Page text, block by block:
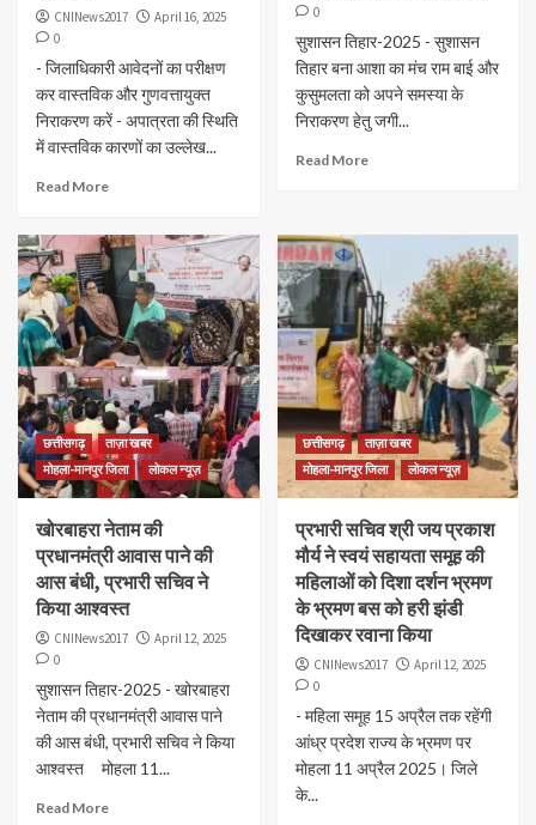
CNINews2017
April 16, 2025
0
- जिलाधिकारी आवेदनों का परीक्षण
कर वास्तविक और गुणवत्तायुक्त
निराकरण करें - अपात्रता की स्थिति
में वास्तविक कारणों का उल्लेख...
Read More
0
सुशासन तिहार-2025 - सुशासन
तिहार बना आशा का मंच राम बाई और
कुसुमलता को अपने समस्या के
निराकरण हेतु जगी...
Read More
छत्तीसगढ़
ताज़ा खबर
मोहला-मानपुर जिला
लोकल न्यूज़
खोरबाहरा नेताम की
प्रधानमंत्री आवास पाने की
आस बंधी, प्रभारी सचिव ने
किया आश्वस्त
CNINews2017
April 12, 2025
0
सुशासन तिहार-2025 - खोरबाहरा
नेताम की प्रधानमंत्री आवास पाने
की आस बंधी, प्रभारी सचिव ने किया
आश्वस्त मोहला 11...
Read More
छत्तीसगढ़
ताज़ा खबर
मोहला-मानपुर जिला
लोकल न्यूज़
प्रभारी सचिव श्री जय प्रकाश
मौर्य ने स्वयं सहायता समूह की
महिलाओं को दिशा दर्शन भ्रमण
के भ्रमण बस को हरी झंडी
दिखाकर रवाना किया
CNINews2017
April 12, 2025
0
- महिला समूह 15 अप्रैल तक रहेंगी
आंध्र प्रदेश राज्य के भ्रमण पर
मोहला 11 अप्रैल 2025। जिले
के...